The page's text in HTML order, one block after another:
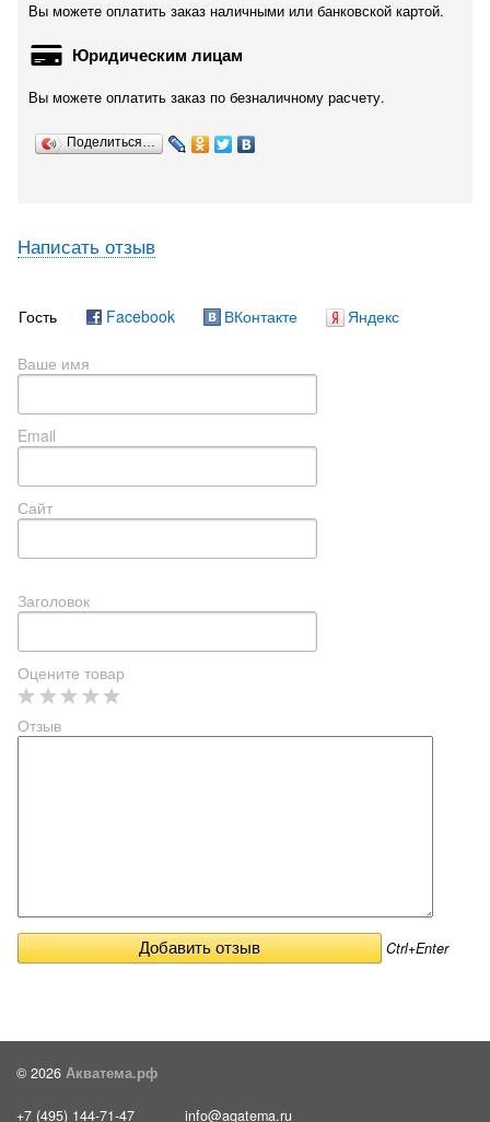
Вы можете оплатить заказ наличными или банковской картой.
Юридическим лицам
Вы можете оплатить заказ по безналичному расчету.
Поделиться…
Написать отзыв
Гость Facebook ВКонтакте Яндекс
Ваше имя
Email
Сайт
Заголовок
Оцените товар
Отзыв
Ctrl+Enter
© 2026 Акватема.рф
+7 (495) 144-71-47 info@aqatema.ru